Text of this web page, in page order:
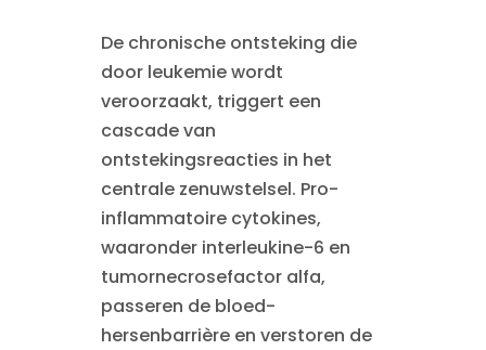
De chronische ontsteking die
door leukemie wordt
veroorzaakt, triggert een
cascade van
ontstekingsreacties in het
centrale zenuwstelsel. Pro-
inflammatoire cytokines,
waaronder interleukine-6 en
tumornecrosefactor alfa,
passeren de bloed-
hersenbarrière en verstoren de